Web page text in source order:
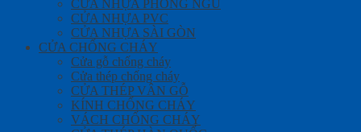
CỬA NHỰA PHÒNG NGỦ
CỬA NHỰA PVC
CỬA NHỰA SÀI GÒN
CỬA CHỐNG CHÁY
Cửa gỗ chống cháy
Cửa thép chống cháy
CỬA THÉP VÂN GỖ
KÍNH CHỐNG CHÁY
VÁCH CHỐNG CHÁY